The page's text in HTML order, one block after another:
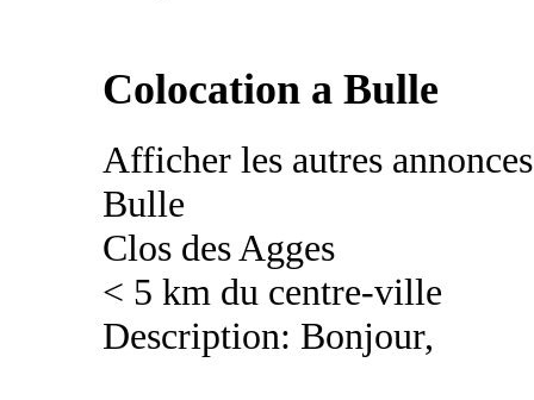
Colocation a Bulle
Afficher les autres
Bulle
Clos des Agges
< 5 km du centre-ville
Description: Bonjour,